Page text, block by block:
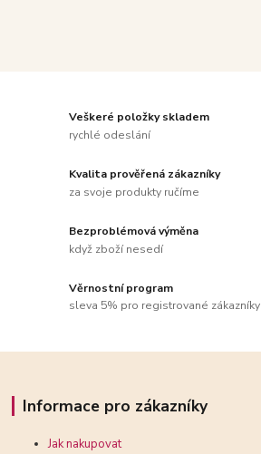
Veškeré položky skladem
rychlé odeslání
Kvalita prověřená zákazníky
za svoje produkty ručíme
Bezproblémová výměna
když zboží nesedí
Věrnostní program
sleva 5% pro registrované zákazníky
Informace pro zákazníky
Jak nakupovat